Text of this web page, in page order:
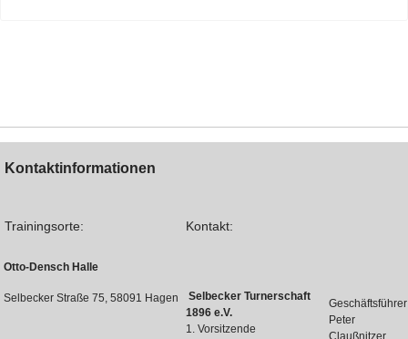
Kontaktinformationen
Trainingsorte: Kontakt:
Otto-Densch Halle
Selbecker Straße 75, 58091 Hagen
Selbecker Turnerschaft
1896 e.V.
1. Vorsitzende
Geschäftsführer
Peter
Claußnitzer